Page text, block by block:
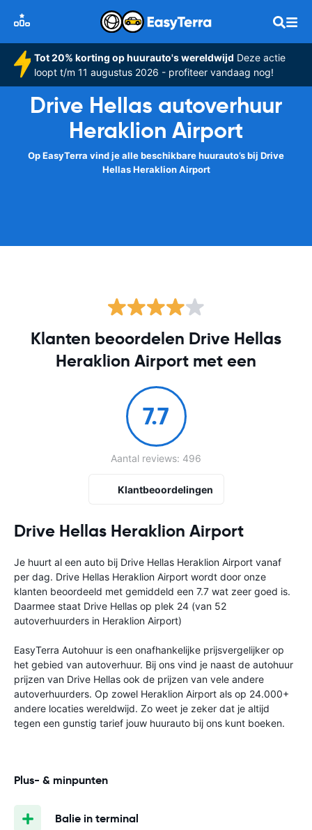
Tot 20% korting op huurauto's wereldwijd Deze actie
loopt t/m 11 augustus 2026 - profiteer vandaag nog!
Drive Hellas autoverhuur
Heraklion Airport
Op EasyTerra vind je alle beschikbare huurauto’s bij Drive
Hellas Heraklion Airport
Drive Hellas Heraklion Airport
Je huurt al een auto bij Drive Hellas Heraklion Airport vanaf
per dag. Drive Hellas Heraklion Airport wordt door onze
klanten beoordeeld met gemiddeld een 7.7 wat zeer goed is.
Daarmee staat Drive Hellas op plek 24 (van 52
autoverhuurders in Heraklion Airport)
EasyTerra Autohuur is een onafhankelijke prijsvergelijker op
het gebied van autoverhuur. Bij ons vind je naast de autohuur
prijzen van Drive Hellas ook de prijzen van vele andere
autoverhuurders. Op zowel Heraklion Airport als op 24.000+
andere locaties wereldwijd. Zo weet je zeker dat je altijd
tegen een gunstig tarief jouw huurauto bij ons kunt boeken.
Plus- & minpunten
Balie in terminal
Klanten beoordelen Drive Hellas
Heraklion Airport met een
7.7
Aantal reviews: 496
Klantbeoordelingen